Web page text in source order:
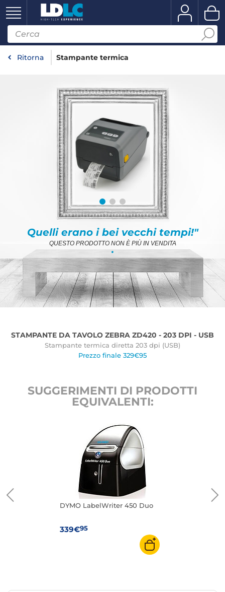
Ritorna Stampante termica
Quelli erano i bei vecchi tempi!"
QUESTO PRODOTTO NON È PIÙ IN VENDITA
.
STAMPANTE DA TAVOLO ZEBRA ZD420 - 203 DPI - USB
Stampante termica diretta 203 dpi (USB)
Prezzo finale 329€95
SUGGERIMENTI DI PRODOTTI
EQUIVALENTI:
DYMO LabelWriter 450 Duo
339€95